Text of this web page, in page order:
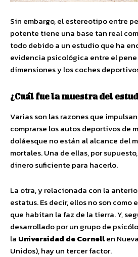
Sin embargo, el estereotipo entre
potente tiene una base tan real
todo debido a un estudio que ha
evidencia psicológica entre el
dimensiones y los coches
¿Cuál fue la muestra del
Varias son las razones que
comprarse los autos deportivos de
doláesque no están al alcance del
mortales. Una de ellas, por
dinero suficiente para hacerlo.
La otra, y relacionada con la
estatus. Es decir, ellos no son como
que habitan la faz de la tierra. Y,
desarrollado por un grupo de
la Universidad de Cornellen
Unidos), hay un tercer factor.